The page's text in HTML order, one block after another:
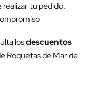
tu pedido,
losdescuentos
Roquetas de Mar de